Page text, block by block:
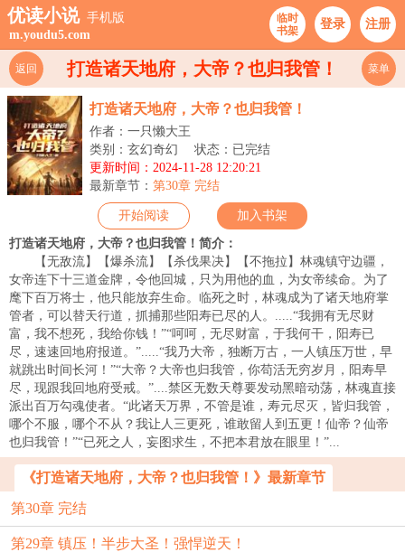
优读小说 手机版
m.youdu5.com
临时
书架
登录 注册
打造诸天地府，大帝？也归我管！
返回 菜单
打造诸天地府，大帝？也归我管！
作者：一只懒大王
类别：玄幻奇幻
状态：已完结
更新时间：2024-11-28 12:20:21
最新章节： 第30章 完结
开始阅读 加入书架
打造诸天地府，大帝？也归我管！简介：
【无敌流】【爆杀流】【杀伐果决】【不拖拉】林魂镇守边疆，
女帝连下十三道金牌，令他回城，只为用他的血，为女帝续命。为了
麾下百万将士，他只能放弃生命。临死之时，林魂成为了诸天地府掌
管者，可以替天行道，抓捕那些阳寿已尽的人。.....“我拥有无尽财
富，我不想死，我给你钱！”“呵呵，无尽财富，于我何干，阳寿已
尽，速速回地府报道。”.....“我乃大帝，独断万古，一人镇压万世，早
就跳出时间长河！”“大帝？大帝也归我管，你苟活无穷岁月，阳寿早
尽，现跟我回地府受戒。”....禁区无数天尊要发动黑暗动荡，林魂直接
派出百万勾魂使者。“此诸天万界，不管是谁，寿元尽灭，皆归我管，
哪个不服，哪个不从？我让人三更死，谁敢留人到五更！仙帝？仙帝
也归我管！”“已死之人，妄图求生，不把本君放在眼里！”...
《打造诸天地府，大帝？也归我管！》最新章节
第30章 完结
第29章 镇压！半步大圣！强悍逆天！